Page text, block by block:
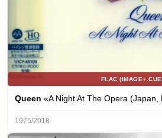
FLAC
Queen «A Night At The Opera
1975/2018